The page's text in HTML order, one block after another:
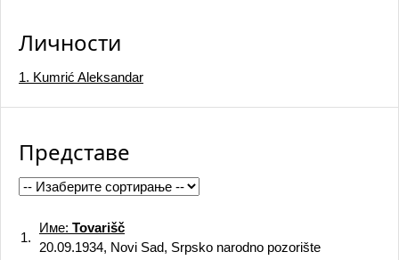
Личности
1. Kumrić Aleksandar
Представе
1.
Име: Tovarišč
20.09.1934, Novi Sad, Srpsko narodno pozorište